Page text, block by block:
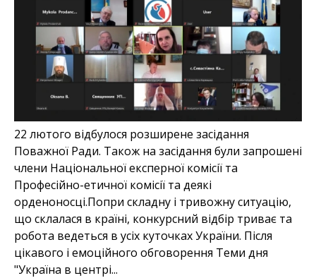
22 лютого відбулося розширене засідання
Поважної Ради. Також на засідання були запрошені
члени Національної експерної комісії та
Професійно-етичної комісії та деякі
орденоносці.Попри складну і тривожну ситуацію,
що склалася в країні, конкурсний відбір триває та
робота ведеться в усіх куточках України. Після
цікавого і емоційного обговорення Теми дня
"Україна в центрі...